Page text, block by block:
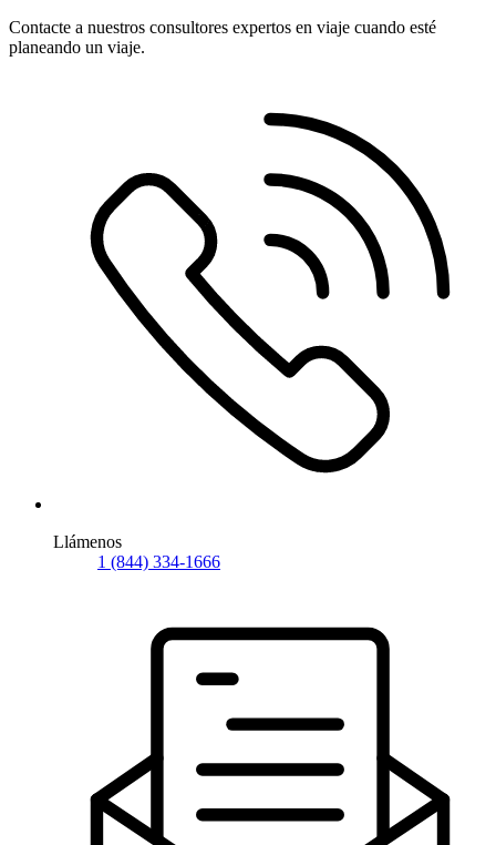
Contacte a nuestros consultores expertos en viaje cuando esté
planeando un viaje.
Llámenos
1 (844) 334-1666